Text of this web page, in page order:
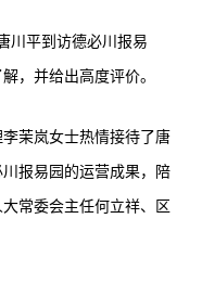
川平到访德必川报易
，并给出高度评价。
茉岚女士热情接待了唐
报易园的运营成果，陪
常委会主任何立祥、区